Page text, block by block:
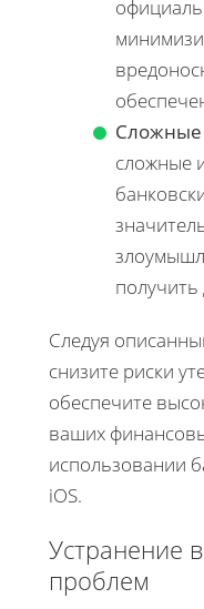
Сложные
сложные
Следуя
снизите риски
обеспечите
ваших
использовании
iOS.
Устранение
проблем